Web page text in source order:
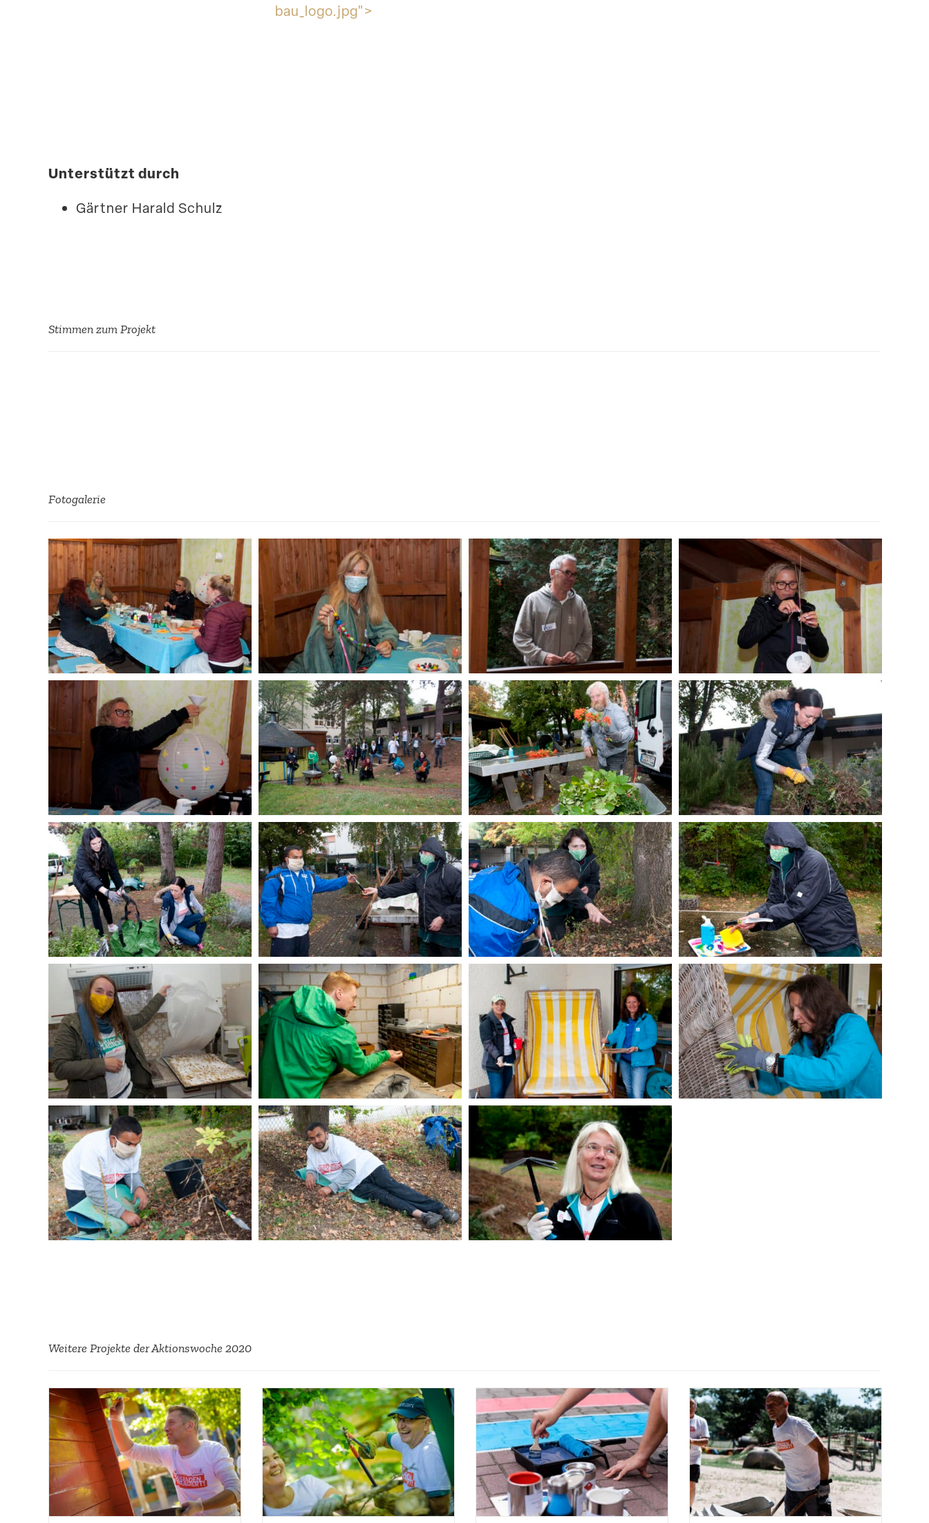
bau_logo.jpg">
Unter­stützt durch
Gärtner Harald Schulz
Stimmen zum Projekt
Hajo Köppen,
Fotoga­lerie
Weitere Projekte der Aktions­woche 2020